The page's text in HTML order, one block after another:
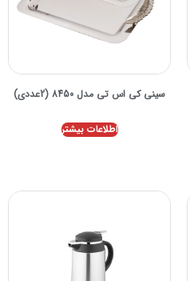
سینی کی اس تی مدل 8450 (2عددی)
اطلاعات بیشتر